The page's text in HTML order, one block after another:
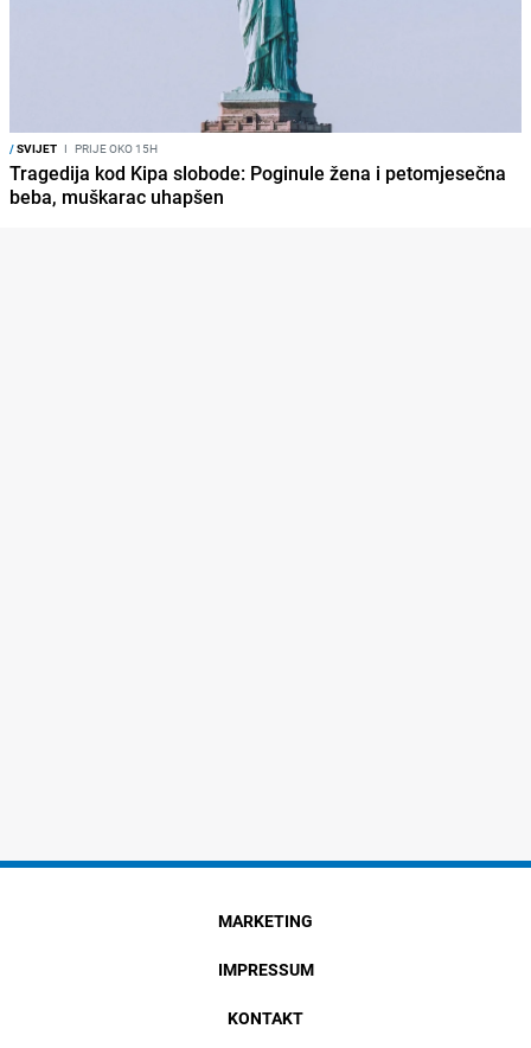
/SVIJET I PRIJE OKO 15H
Tragedija kod Kipa slobode: Poginule žena i petomjesečna
beba, muškarac uhapšen
MARKETING
IMPRESSUM
KONTAKT